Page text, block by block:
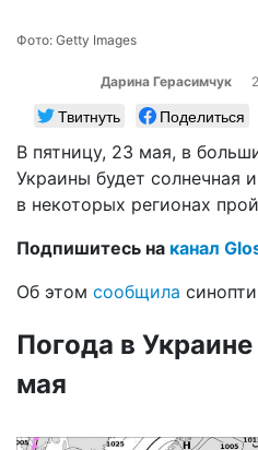
Фото: Getty Images
Дарина Герасимчук
Твитнуть Поделиться
В пятницу, 23 мая, в
Украины будет солнечная
в некоторых регионах
Подпишитесь на канал
Об этом сообщила
Погода в
мая